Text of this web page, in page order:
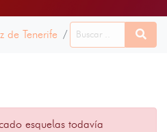
de Tenerife Hermigua 10
esquelas todavía